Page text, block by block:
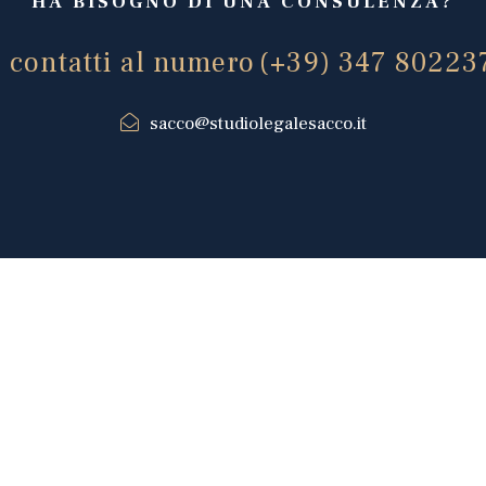
contatti al numero (+39) 347
sacco@studiolegalesacco.it